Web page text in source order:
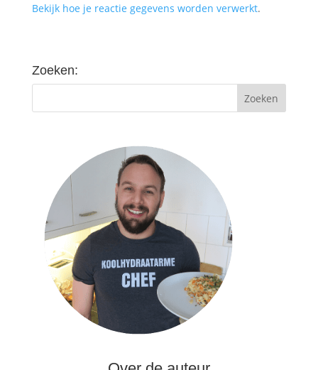
Bekijk hoe je reactie gegevens worden verwerkt.
Zoeken: